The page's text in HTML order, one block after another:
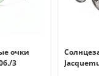
очки
3